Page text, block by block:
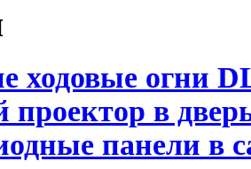
ходовые огни
проектор в
панели в